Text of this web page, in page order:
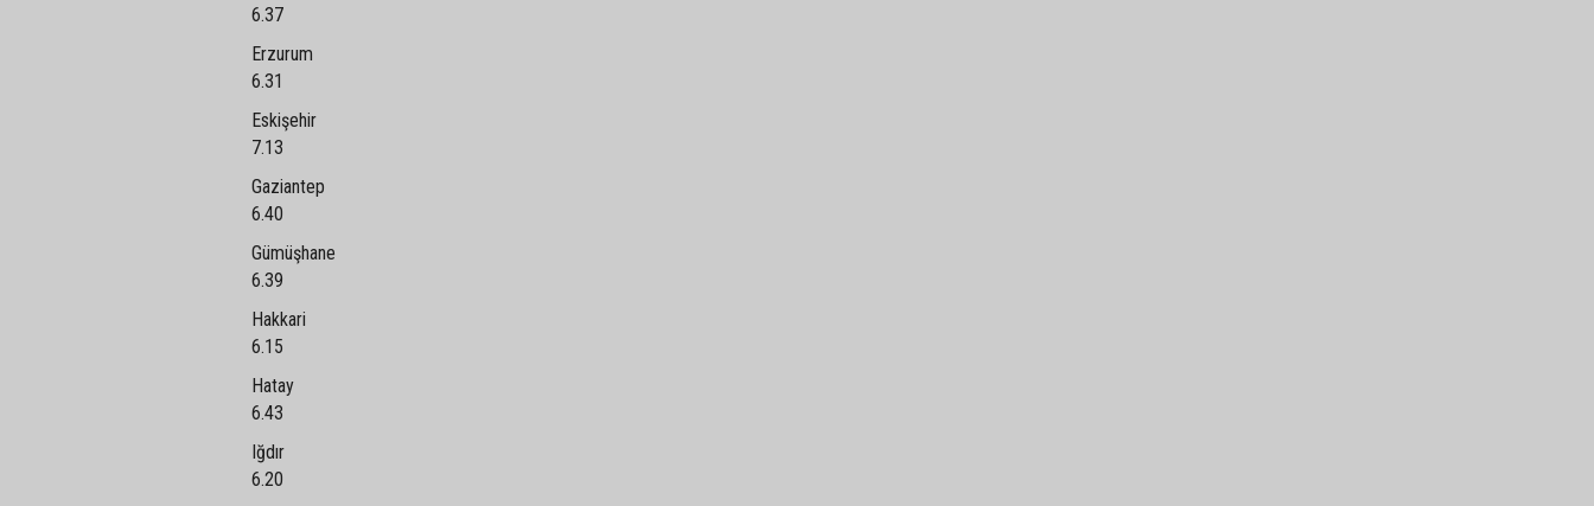
6.37
Erzurum
6.31
Eskişehir
7.13
Gaziantep
6.40
Gümüşhane
6.39
Hakkari
6.15
Hatay
6.43
Iğdır
6.20